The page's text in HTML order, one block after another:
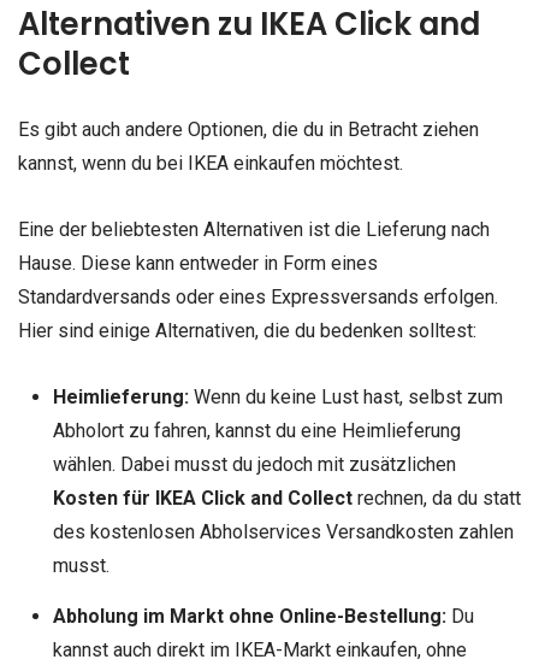
Alternativen zu IKEA Click and
Collect
Es gibt auch andere Optionen, die du in Betracht ziehen
kannst, wenn du bei IKEA einkaufen möchtest.
Eine der beliebtesten Alternativen ist die Lieferung nach
Hause. Diese kann entweder in Form eines
Standardversands oder eines Expressversands erfolgen.
Hier sind einige Alternativen, die du bedenken solltest:
Heimlieferung:Wenn du keine Lust hast, selbst zum
Abholort zu fahren, kannst du eine Heimlieferung
wählen. Dabei musst du jedoch mit zusätzlichen
Kosten für IKEA Click and Collectrechnen, da du statt
des kostenlosen Abholservices Versandkosten zahlen
musst.
Abholung im Markt ohne Online-Bestellung:Du
kannst auch direkt im IKEA-Markt einkaufen, ohne